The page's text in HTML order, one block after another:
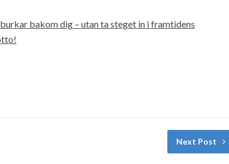
bakom dig – utan ta steget in i framtidens
Next Post